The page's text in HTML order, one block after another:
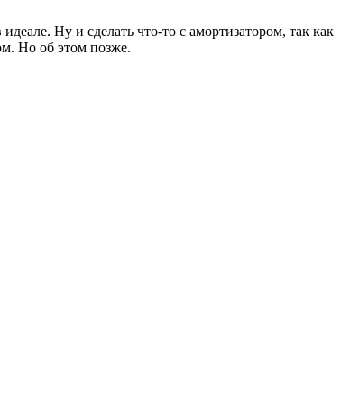
Ну и сделать что-то с амортизатором, так как
Но об этом позже.